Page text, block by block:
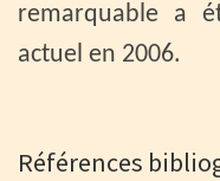
remarquable a
actuel en 2006.
Références